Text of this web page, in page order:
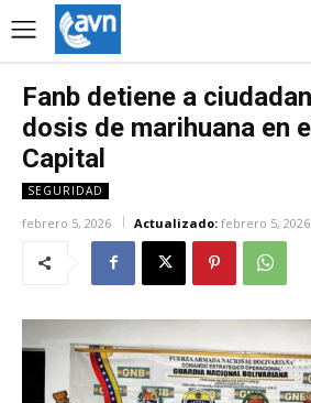
Fanb detiene a
dosis de marihuana en
Capital
SEGURIDAD
febrero 5, 2026 Actualizado: febrero 5, 2026